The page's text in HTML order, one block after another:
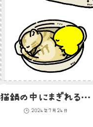
猫鍋の中にまぎれるひよこのイラスト
2024年7月24日